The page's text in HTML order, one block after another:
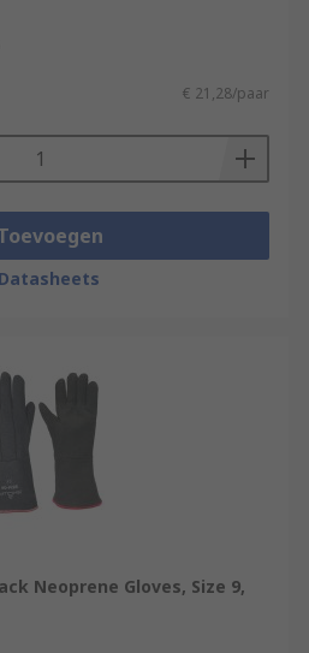
€ 21,28/paar
Datasheets
Neoprene Gloves, Size 9,